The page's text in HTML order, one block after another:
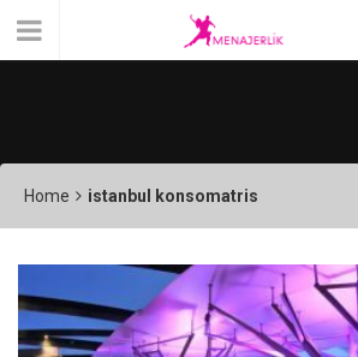
Home istanbul konsomatris